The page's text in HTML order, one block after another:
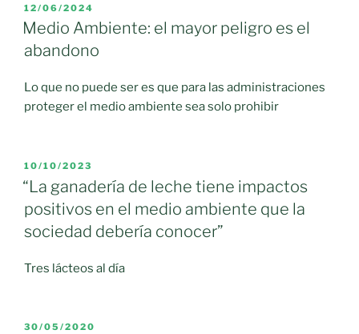
de
CLM
de
sufragar
gastos
de
PUBLICADO
EL
12/06/2024
Medio Ambiente: el mayor peligro es el
abandono
Lo que no puede ser es que para las administraciones
proteger el medio ambiente sea solo prohibir
PUBLICADO
EL
10/10/2023
“La ganadería de leche tiene impactos
positivos en el medio ambiente que la
sociedad debería conocer”
Tres lácteos al día
PUBLICADO
30/05/2020